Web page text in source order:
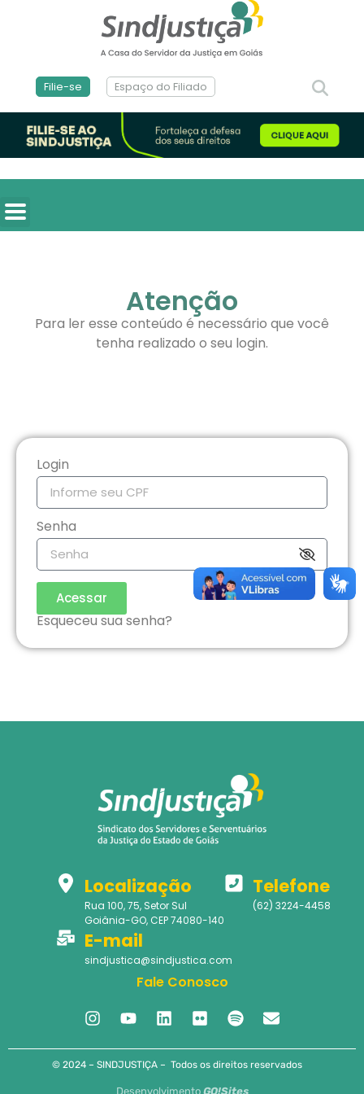
Filie-se Espaço do Filiado
Atenção
Para ler esse conteúdo é necessário que você
tenha realizado o seu login.
Login
Senha
Acessar
Esqueceu sua senha?
Localização
Rua 100, 75, Setor Sul
Goiânia-GO, CEP 74080-140
Telefone
(62) 3224-4458
E-mail
sindjustica@sindjustica.com
Fale Conosco
© 2024 – SINDJUSTIÇA – Todos os direitos reservados
Desenvolvimento GO!Sites